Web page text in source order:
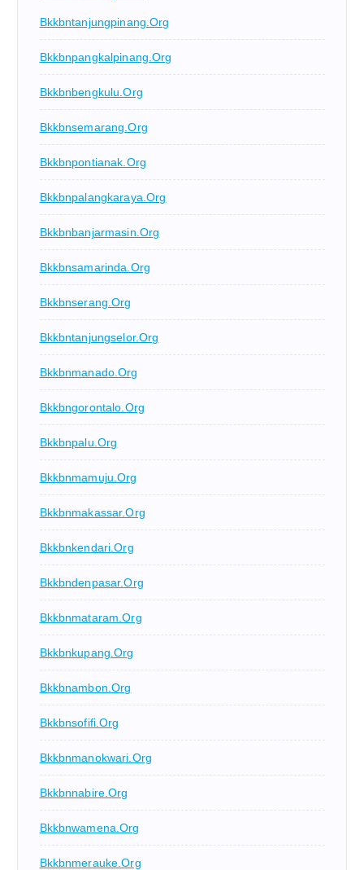
Bkkbntanjungpinang.org
Bkkbnpangkalpinang.org
Bkkbnbengkulu.org
Bkkbnsemarang.org
Bkkbnpontianak.org
Bkkbnpalangkaraya.org
Bkkbnbanjarmasin.org
Bkkbnsamarinda.org
Bkkbnserang.org
Bkkbntanjungselor.org
Bkkbnmanado.org
Bkkbngorontalo.org
Bkkbnpalu.org
Bkkbnmamuju.org
Bkkbnmakassar.org
Bkkbnkendari.org
Bkkbndenpasar.org
Bkkbnmataram.org
Bkkbnkupang.org
Bkkbnambon.org
Bkkbnsofifi.org
Bkkbnmanokwari.org
Bkkbnnabire.org
Bkkbnwamena.org
Bkkbnmerauke.org